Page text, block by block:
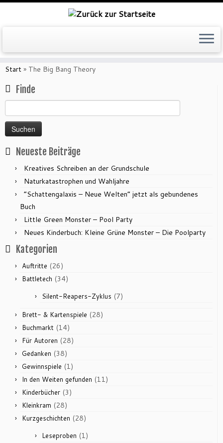
Zum
Inhalt
Start » The Big Bang Theory
Finde
nach:
Neueste Beiträge
Kreatives Schreiben an der Grundschule
Naturkatastrophen und Wahljahre
“Schattengalaxis – Neue Welten” jetzt als gebundenes
Buch
Little Green Monster – Pool Party
Neues Kinderbuch: Kleine Grüne Monster – Die Poolparty
Kategorien
Auftritte (26)
Battletech (34)
Silent-Reapers-Zyklus (7)
Brett- & Kartenspiele (28)
Buchmarkt (14)
Für Autoren (28)
Gedanken (38)
Gewinnspiele (1)
In den Weiten gefunden (11)
Kinderbücher (3)
Kleinkram (28)
Kurzgeschichten (28)
Leseproben (1)